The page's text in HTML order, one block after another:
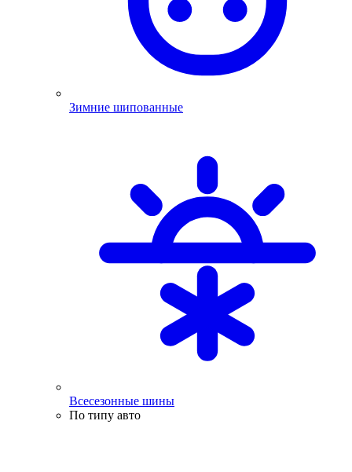
Зимние шипованные
Всесезонные шины
По типу авто